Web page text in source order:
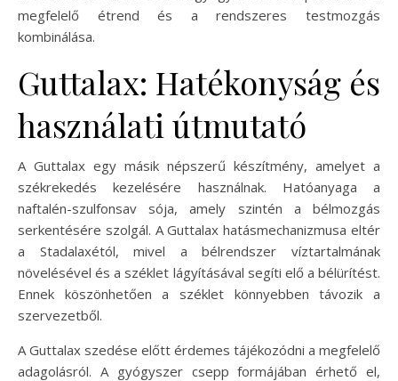
megfelelő étrend és a rendszeres testmozgás
kombinálása.
Guttalax: Hatékonyság és
használati útmutató
A Guttalax egy másik népszerű készítmény, amelyet a
székrekedés kezelésére használnak. Hatóanyaga a
naftalén-szulfonsav sója, amely szintén a bélmozgás
serkentésére szolgál. A Guttalax hatásmechanizmusa eltér
a Stadalaxétól, mivel a bélrendszer víztartalmának
növelésével és a széklet lágyításával segíti elő a bélürítést.
Ennek köszönhetően a széklet könnyebben távozik a
szervezetből.
A Guttalax szedése előtt érdemes tájékozódni a megfelelő
adagolásról. A gyógyszer csepp formájában érhető el,